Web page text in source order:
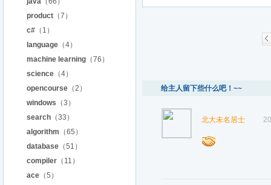
product （7）
c# （1）
language （4）
machine learning （76）
science （4）
opencourse （2）
windows （3）
search （33）
algorithm （65）
database （51）
compiler （11）
ace （5）
给主人留下些什么吧！~~
北大未名居士